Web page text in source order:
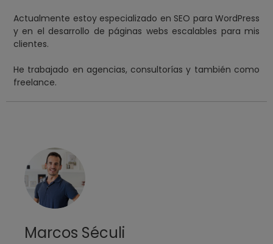
Actualmente estoy especializado en SEO para WordPress
y en el desarrollo de páginas webs escalables para mis
clientes.
He trabajado en agencias, consultorías y también como
freelance.
Marcos Séculi